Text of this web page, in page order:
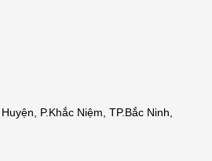
P.Khắc Niệm, TP.Bắc Ninh,